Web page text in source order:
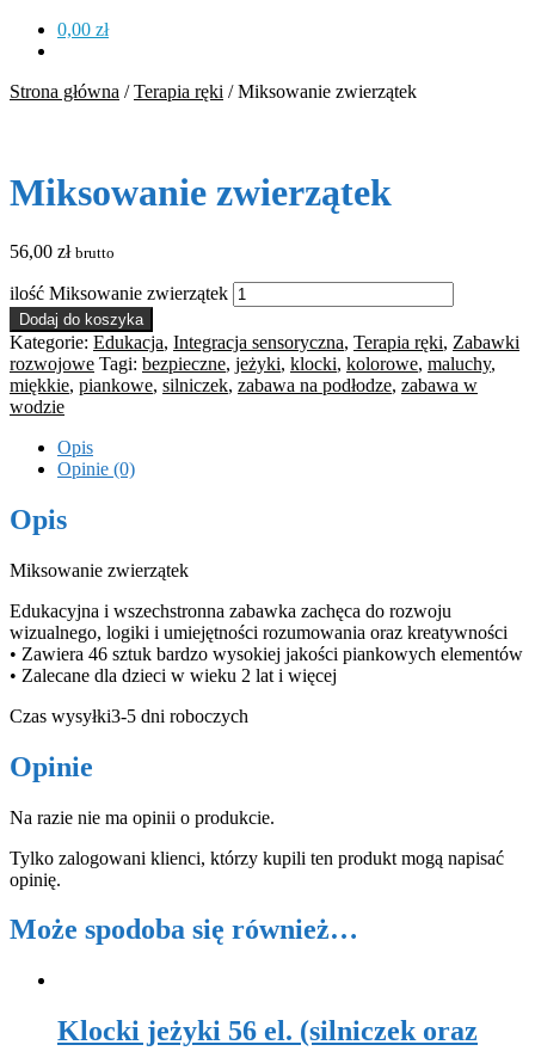
0,00 zł
Strona główna /Terapia ręki /Miksowanie zwierzątek
Miksowanie zwierzątek
56,00 zł brutto
ilość Miksowanie zwierzątek
Dodaj do koszyka
Kategorie: Edukacja, Integracja sensoryczna, Terapia ręki, Zabawki
rozwojowe Tagi: bezpieczne, jeżyki, klocki, kolorowe, maluchy,
miękkie, piankowe, silniczek, zabawa na podłodze, zabawa w
wodzie
Opis
Opinie (0)
Opis
Miksowanie zwierzątek
Edukacyjna i wszechstronna zabawka zachęca do rozwoju
wizualnego, logiki i umiejętności rozumowania oraz kreatywności
• Zawiera 46 sztuk bardzo wysokiej jakości piankowych elementów
• Zalecane dla dzieci w wieku 2 lat i więcej
Czas wysyłki3-5 dni roboczych
Opinie
Na razie nie ma opinii o produkcie.
Tylko zalogowani klienci, którzy kupili ten produkt mogą napisać
opinię.
Może spodoba się również…
Klocki jeżyki 56 el. (silniczek oraz